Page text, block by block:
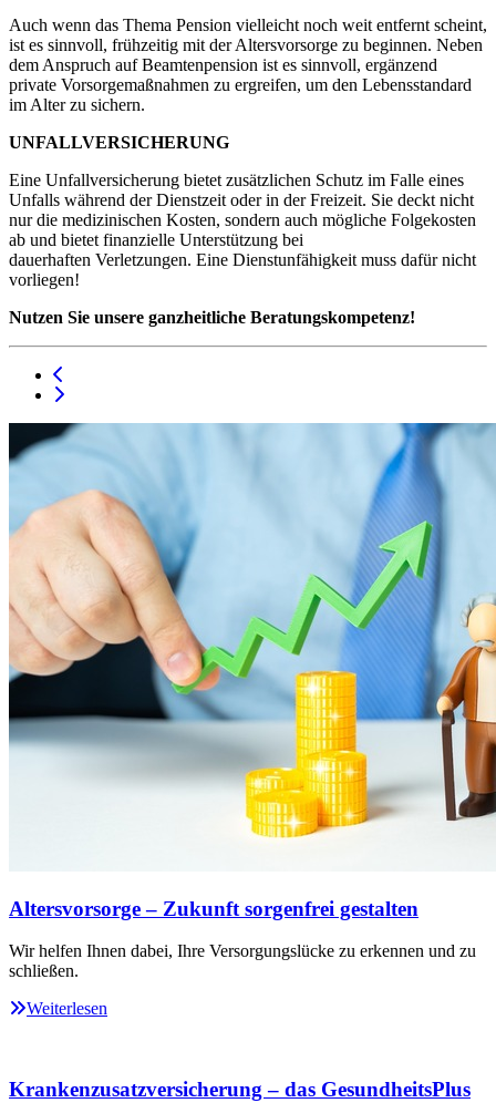
Auch wenn das Thema Pension vielleicht noch weit entfernt scheint,
ist es sinnvoll, frühzeitig mit der Altersvorsorge zu beginnen. Neben
dem Anspruch auf Beamtenpension ist es sinnvoll, ergänzend
private Vorsorgemaßnahmen zu ergreifen, um den Lebensstandard
im Alter zu sichern.
UNFALLVERSICHERUNG
Eine Unfallversicherung bietet zusätzlichen Schutz im Falle eines
Unfalls während der Dienstzeit oder in der Freizeit. Sie deckt nicht
nur die medizinischen Kosten, sondern auch mögliche Folgekosten
ab und bietet finanzielle Unterstützung bei
dauerhaften Verletzungen. Eine Dienstunfähigkeit muss dafür nicht
vorliegen!
Nutzen Sie unsere ganzheitliche Beratungskompetenz!
Altersvorsorge – Zukunft sorgenfrei gestalten
Wir helfen Ihnen dabei, Ihre Versorgungslücke zu erkennen und zu
schließen.
Weiterlesen
Krankenzusatzversicherung – das GesundheitsPlus